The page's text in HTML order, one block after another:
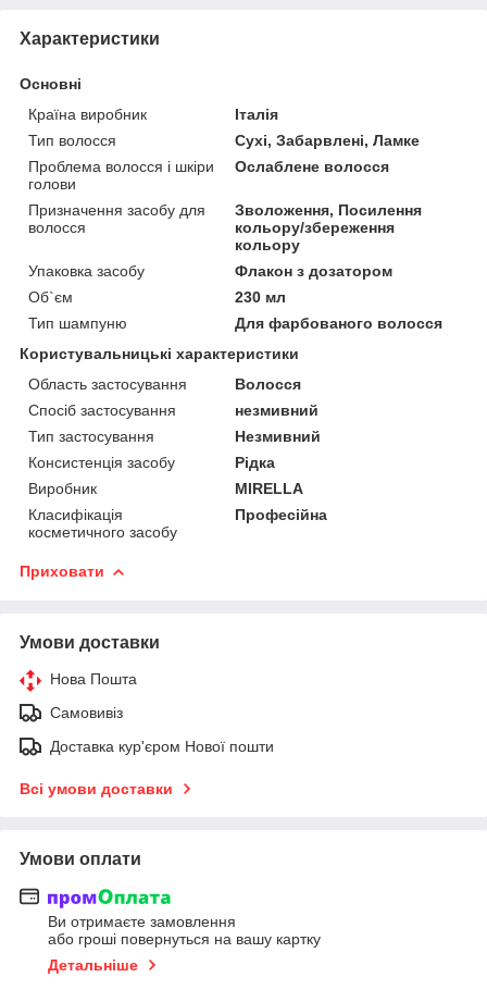
Характеристики
Основні
Країна виробник
Італія
Тип волосся
Сухі, Забарвлені, Ламке
Проблема волосся і шкіри
голови
Ослаблене волосся
Призначення засобу для
волосся
Зволоження, Посилення
кольору/збереження
кольору
Упаковка засобу
Флакон з дозатором
Об`єм
230 мл
Тип шампуню
Для фарбованого волосся
Користувальницькі характеристики
Область застосування
Волосся
Спосіб застосування
незмивний
Тип застосування
Незмивний
Консистенція засобу
Рідка
Виробник
MIRELLA
Класифікація
косметичного засобу
Професійна
Приховати
Умови доставки
Нова Пошта
Самовивіз
Доставка кур'єром Нової пошти
Всі умови доставки
Умови оплати
Ви отримаєте замовлення
або гроші повернуться на вашу картку
Детальніше